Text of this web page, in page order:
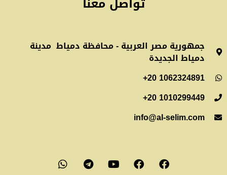
جمهورية مصر العربية - محافظة دمياط مدينة
دمياط الجديدة
info@al-selim.com